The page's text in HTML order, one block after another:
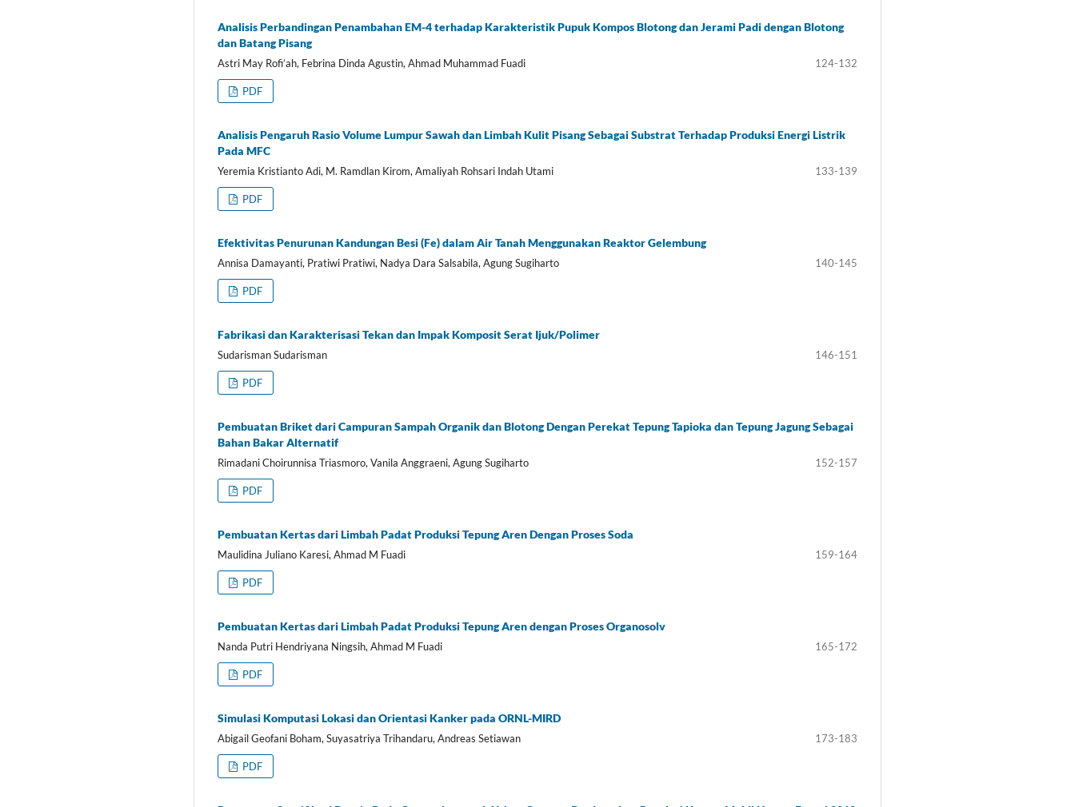
Analisis Perbandingan Penambahan EM-4 terhadap Karakteristik Pupuk Kompos Blotong dan Jerami Padi dengan Blotong
dan Batang Pisang
Astri May Rofi’ah, Febrina Dinda Agustin, Ahmad Muhammad Fuadi 124-132
PDF
Analisis Pengaruh Rasio Volume Lumpur Sawah dan Limbah Kulit Pisang Sebagai Substrat Terhadap Produksi Energi Listrik
Pada MFC
Yeremia Kristianto Adi, M. Ramdlan Kirom, Amaliyah Rohsari Indah Utami 133-139
PDF
Efektivitas Penurunan Kandungan Besi (Fe) dalam Air Tanah Menggunakan Reaktor Gelembung
Annisa Damayanti, Pratiwi Pratiwi, Nadya Dara Salsabila, Agung Sugiharto 140-145
PDF
Fabrikasi dan Karakterisasi Tekan dan Impak Komposit Serat Ijuk/Polimer
Sudarisman Sudarisman 146-151
PDF
Pembuatan Briket dari Campuran Sampah Organik dan Blotong Dengan Perekat Tepung Tapioka dan Tepung Jagung Sebagai
Bahan Bakar Alternatif
Rimadani Choirunnisa Triasmoro, Vanila Anggraeni, Agung Sugiharto 152-157
PDF
Pembuatan Kertas dari Limbah Padat Produksi Tepung Aren Dengan Proses Soda
Maulidina Juliano Karesi, Ahmad M Fuadi 159-164
PDF
Pembuatan Kertas dari Limbah Padat Produksi Tepung Aren dengan Proses Organosolv
Nanda Putri Hendriyana Ningsih, Ahmad M Fuadi 165-172
PDF
Simulasi Komputasi Lokasi dan Orientasi Kanker pada ORNL-MIRD
Abigail Geofani Boham, Suyasatriya Trihandaru, Andreas Setiawan 173-183
PDF